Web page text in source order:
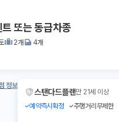
또는 동급차종
2개
4개
정보
스탠다드플랜만 21세 이상
예약즉시확정
주행거리무제한